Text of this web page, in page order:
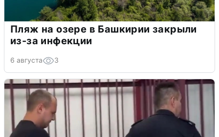
Пляж на озере в Башкирии закрыли
из-за инфекции
6 августа 3